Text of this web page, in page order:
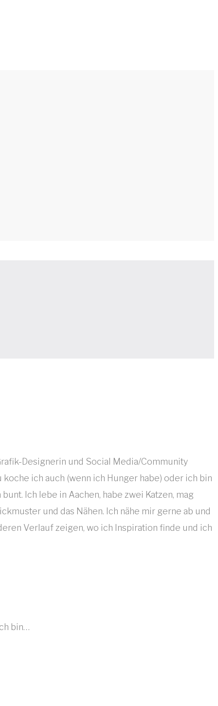
Designerin und Social Media/Community
ich auch (wenn ich Hunger habe) oder ich bin
Ich lebe in Aachen, habe zwei Katzen, mag
und das Nähen. Ich nähe mir gerne ab und
Verlauf zeigen, wo ich Inspiration finde und ich
bin…